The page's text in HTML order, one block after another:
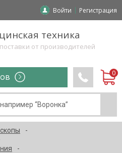
Войти Регистрация
техника
от производителей